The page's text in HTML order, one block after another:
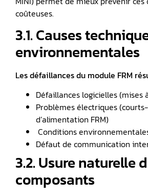
coûteuses.
3.1. Causes
environnementales
Les défaillances du module FRM
Défaillances logicielles (mises
Problèmes électriques
d’alimentation FRM)
Conditions
Défaut de communication
3.2. Usure naturelle
composants